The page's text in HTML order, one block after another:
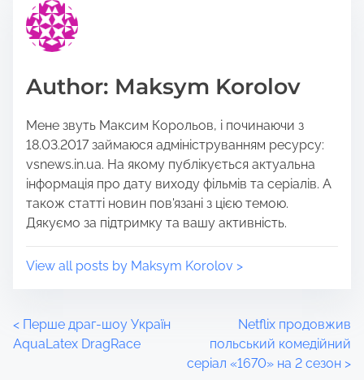
s
p
s
o
n
:
e
a
d
i
e
Author: Maksym Korolov
Мене звуть Максим Корольов, і починаючи з
18.03.2017 займаюся адмініструванням ресурсу:
vsnews.in.ua. На якому публікується актуальна
інформація про дату виходу фільмів та серіалів. А
також статті новин пов'язані з цією темою.
Дякуємо за підтримку та вашу активність.
View all posts by Maksym Korolov >
P
< Перше драг-шоу Україн
AquaLatex DragRace
Netflix продовжив
польський комедійний
серіал «1670» на 2 сезон >